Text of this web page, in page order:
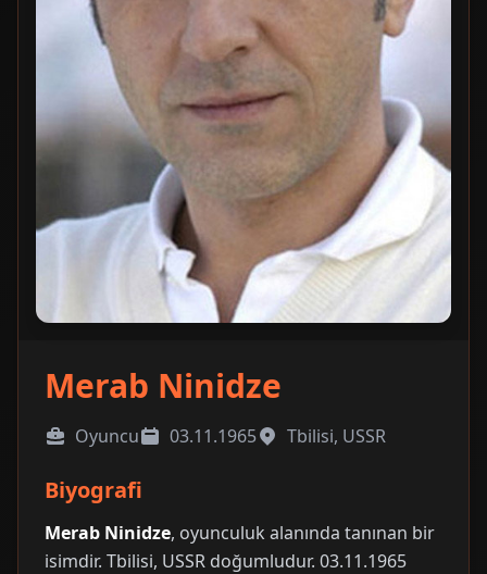
Merab Ninidze
Oyuncu 03.11.1965 Tbilisi, USSR
Biyografi
Merab Ninidze, oyunculuk alanında tanınan bir
isimdir. Tbilisi, USSR doğumludur. 03.11.1965